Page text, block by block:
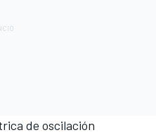
de oscilación